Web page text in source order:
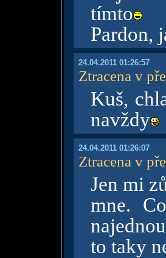
tímto
Pardon,
24.04.2011 01:26:57
Ztracena v
Kuš,
navždy
24.04.2011 01:26:07
Ztracena v
Jen mi
mne.
to taky